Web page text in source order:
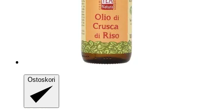
Ostoskori